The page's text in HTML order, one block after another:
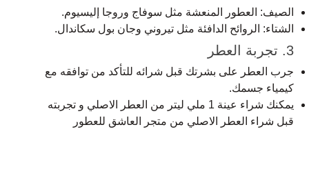
الصيف: العطور المنعشة مثل سوفاج وروجا إليسيوم.
الشتاء: الروائح الدافئة مثل تيروني وجان بول سكاندال.
3. تجربة العطر
جرب العطر على بشرتك قبل شرائه للتأكد من توافقه مع
كيمياء جسمك.
يمكنك شراء عينة 1 ملي ليتر من العطر الاصلي و تجربته
قبل شراء العطر الاصلي من متجر العاشق للعطور